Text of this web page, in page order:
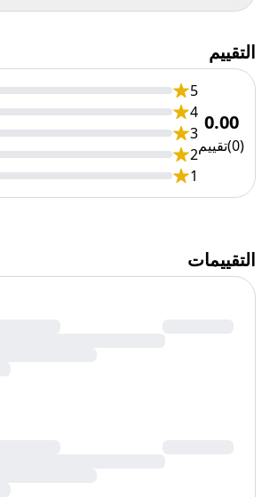
التقييمات
التقييم
0.00
(
0
)تقييم
5
4
3
2
1